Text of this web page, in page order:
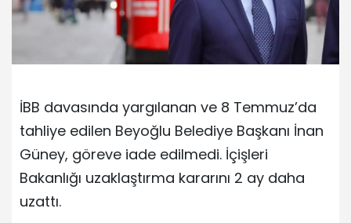
İBB davasında yargılanan ve 8 Temmuz’da
tahliye edilen Beyoğlu Belediye Başkanı İnan
Güney, göreve iade edilmedi. İçişleri
Bakanlığı uzaklaştırma kararını 2 ay daha
uzattı.